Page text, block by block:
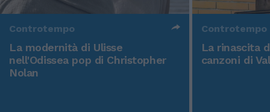
Controtempo
La modernità di Ulisse
nell'Odissea pop di Christopher
Nolan
Controtempo
La rinascita
canzoni di